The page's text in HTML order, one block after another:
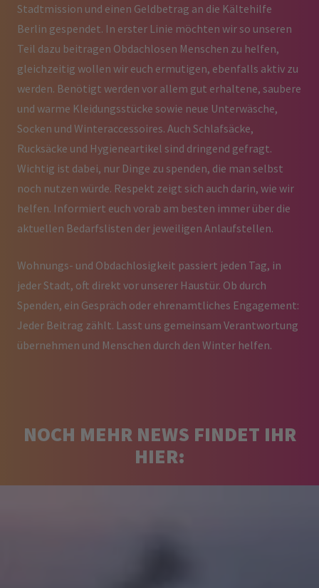
Stadtmission und einen Geldbetrag an die Kältehilfe
Berlin gespendet. In erster Linie möchten wir so unseren
Teil dazu beitragen Obdachlosen Menschen zu helfen,
gleichzeitig wollen wir euch ermutigen, ebenfalls aktiv zu
werden. Benötigt werden vor allem gut erhaltene, saubere
und warme Kleidungsstücke sowie neue Unterwäsche,
Socken und Winteraccessoires. Auch Schlafsäcke,
Rucksäcke und Hygieneartikel sind dringend gefragt.
Wichtig ist dabei, nur Dinge zu spenden, die man selbst
noch nutzen würde. Respekt zeigt sich auch darin, wie wir
helfen. Informiert euch vorab am besten immer über die
aktuellen Bedarfslisten der jeweiligen Anlaufstellen.
Wohnungs- und Obdachlosigkeit passiert jeden Tag, in
jeder Stadt, oft direkt vor unserer Haustür. Ob durch
Spenden, ein Gespräch oder ehrenamtliches Engagement:
Jeder Beitrag zählt. Lasst uns gemeinsam Verantwortung
übernehmen und Menschen durch den Winter helfen.
NOCH MEHR NEWS FINDET IHR
HIER: